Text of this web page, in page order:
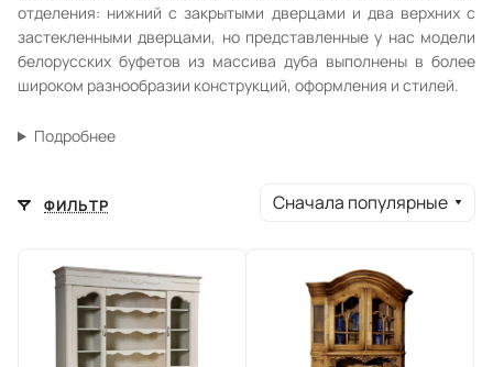
отделения: нижний с закрытыми дверцами и два верхних с
застекленными дверцами, но представленные у нас модели
белорусских буфетов из массива дуба выполнены в более
широком разнообразии конструкций, оформления и стилей.
Подробнее
ФИЛЬТР Сначала популярные